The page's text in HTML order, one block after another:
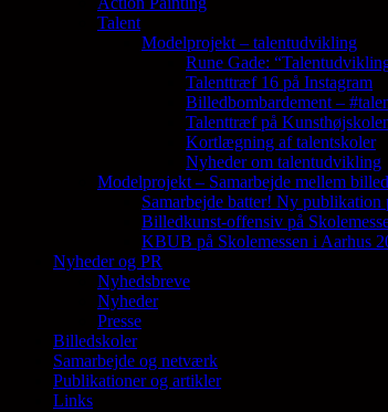
Talent
Modelprojekt – talentudvikling
Rune Gade:
Talenttræf 16 på Instagram
Billedbombardement –
Talenttræf på
Kortlægning af talentskoler
Nyheder om talentudvikling
Modelprojekt – Samarbejde mellem
Samarbejde batter! Ny publikation
Billedkunst-offensiv på
KBUB på Skolemessen i Aarhus
Nyheder og PR
Nyhedsbreve
Nyheder
Presse
Billedskoler
Samarbejde og netværk
Publikationer og artikler
Links